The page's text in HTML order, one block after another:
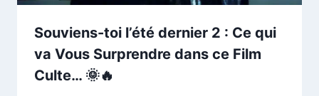
Souviens-toi l’été dernier 2 : Ce qui
va Vous Surprendre dans ce Film
Culte… 🌞🔥